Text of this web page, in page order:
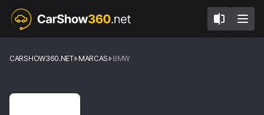
CARSHOW360.NET MARCAS BMW